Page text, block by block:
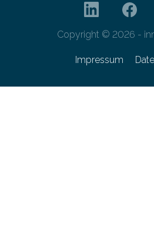
Copyright © 2026 -
Impressum